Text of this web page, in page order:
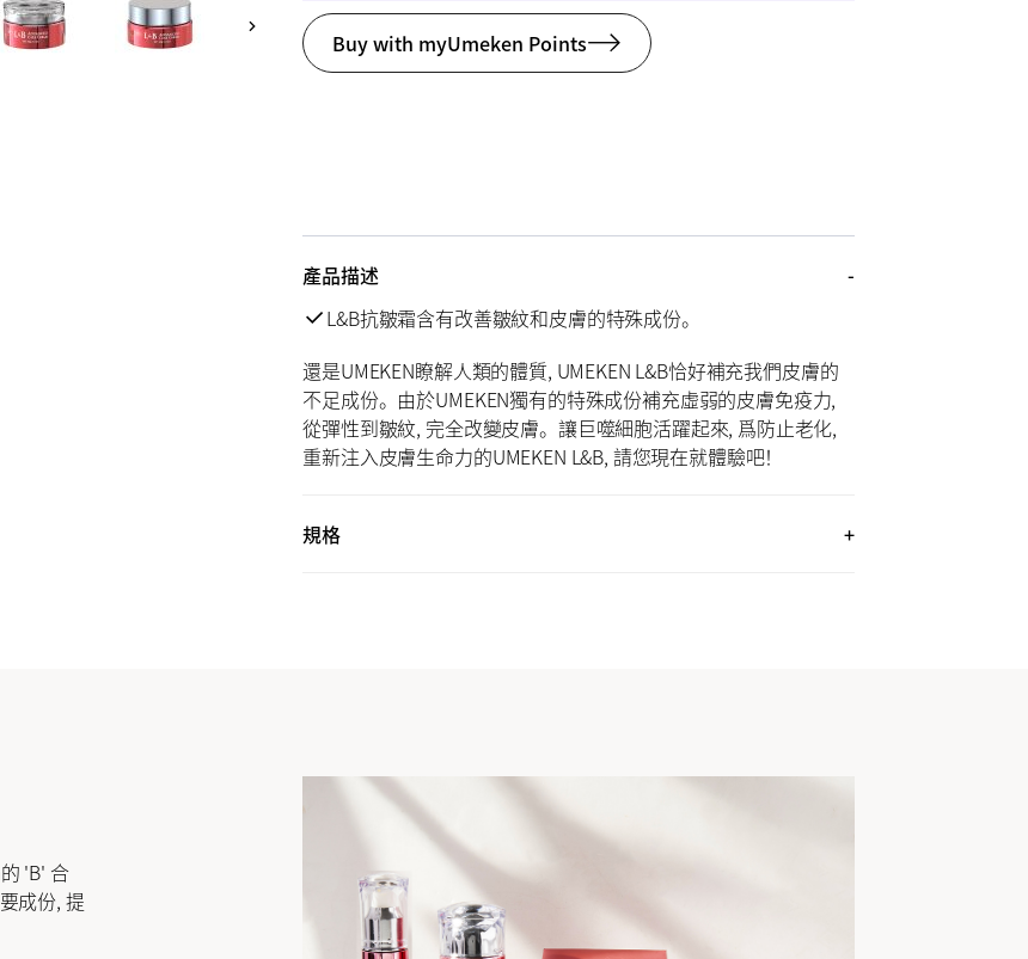
Buy with myUmeken Points
產品描述
L&B抗皺霜含有改善皺紋和皮膚的特殊成份。
還是UMEKEN瞭解人類的體質, UMEKEN L&B恰好補充我們皮膚的
不足成份。由於UMEKEN獨有的特殊成份補充虛弱的皮膚免疫力,
從彈性到皺紋, 完全改變皮膚。讓巨噬細胞活躍起來, 爲防止老化,
重新注入皮膚生命力的UMEKEN L&B, 請您現在就體驗吧！
規格
'B' 合
成份, 提